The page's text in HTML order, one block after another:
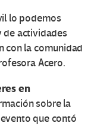
lo podemos
de actividades
con la comunidad
Acero.
en
sobre la
que contó